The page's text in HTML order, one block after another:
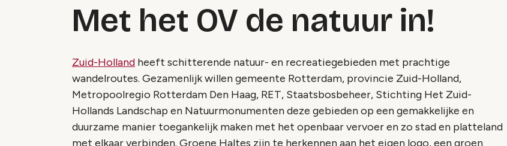
Met het OV de natuur in!
Zuid-Holland heeft schitterende natuur- en recreatiegebieden met prachtige
wandelroutes. Gezamenlijk willen gemeente Rotterdam, provincie Zuid-Holland,
Metropoolregio Rotterdam Den Haag, RET, Staatsbosbeheer, Stichting Het Zuid-
Hollands Landschap en Natuurmonumenten deze gebieden op een gemakkelijke en
duurzame manier toegankelijk maken met het openbaar vervoer en zo stad en platteland
met elkaar verbinden. Groene Haltes zijn te herkennen aan het eigen logo, een groen